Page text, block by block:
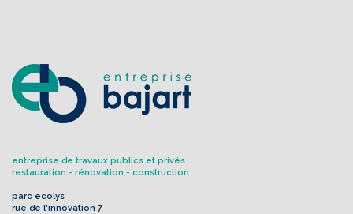
entreprise de travaux publics et privés
restauration - rénovation - construction
parc ecolys
rue de l'innovation 7